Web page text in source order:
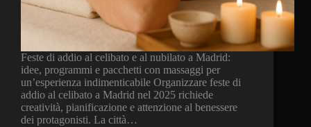
Feste di addio al celibato e al nubilato a Madrid:
idee, programmi e pacchetti con massaggi per
un’esperienza indimenticabile Organizzare feste di
addio al celibato a Madrid nel 2025 richiede
creatività, pianificazione e attenzione al benessere
dei protagonisti. La città…